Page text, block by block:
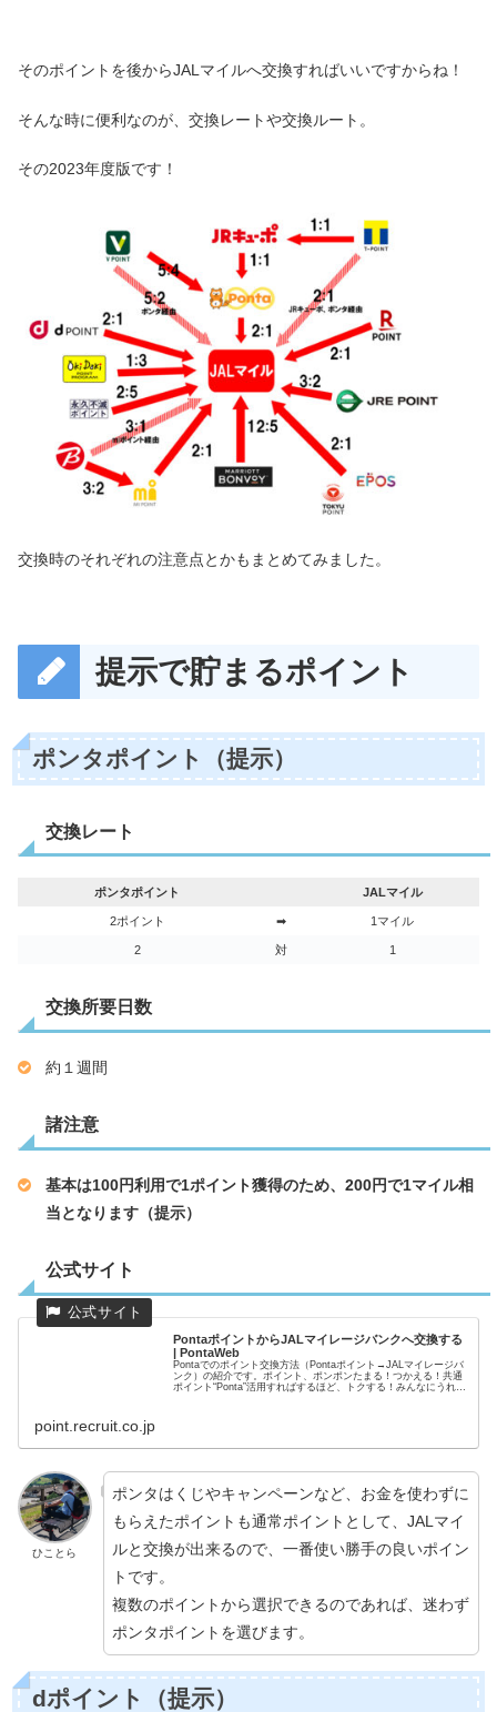
そのポイントを後からJALマイルへ交換すればいいですからね！
そんな時に便利なのが、交換レートや交換ルート。
その2023年度版です！
交換時のそれぞれの注意点とかもまとめてみました。
提示で貯まるポイント
ポンタポイント（提示）
交換レート
ポンタポイント JALマイル
2ポイント ➡ 1マイル
2 対 1
交換所要日数
約１週間
諸注意
基本は100円利用で1ポイント獲得のため、200円で1マイル相
当となります（提示）
公式サイト
PontaポイントからJALマイレージバンクへ交換する
| PontaWeb
Pontaでのポイント交換方法（Pontaポイント→JALマイレージバ
ンク）の紹介です。ポイント、ポンポンたまる！つかえる！共通
ポイント“Ponta”活用すればするほど、トクする！みんなにうれし
point.recruit.co.jp
ひことら
ポンタはくじやキャンペーンなど、お金を使わずに
もらえたポイントも通常ポイントとして、JALマイ
ルと交換が出来るので、一番使い勝手の良いポイン
トです。
複数のポイントから選択できるのであれば、迷わず
ポンタポイントを選びます。
dポイント（提示）